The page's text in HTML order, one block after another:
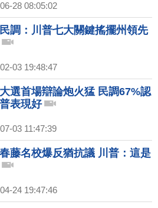
28 08:05:02
調：川普七大關鍵搖擺州領先
03 19:48:47
選首場辯論炮火猛 民調67%認
表現好
03 11:47:39
藤名校爆反猶抗議 川普：這是
24 19:47:46